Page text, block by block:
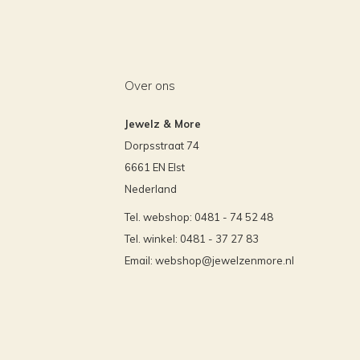
Over ons
Jewelz & More
Dorpsstraat 74
6661 EN Elst
Nederland
Tel. webshop: 0481 - 74 52 48
Tel. winkel: 0481 - 37 27 83
Email: webshop@jewelzenmore.nl